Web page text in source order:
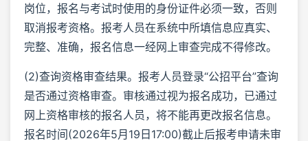
岗位，报名与考试时使用的身份证件必须一致，否则
取消报考资格。报考人员在系统中所填信息应真实、
完整、准确，报名信息一经网上审查完成不得修改。
(2)查询资格审查结果。报考人员登录“公招平台”查询
是否通过资格审查。审核通过视为报名成功，已通过
网上资格审核的报名人员，将不能再更改报名信息。
报名时间(2026年5月19日17:00)截止后报考申请未审